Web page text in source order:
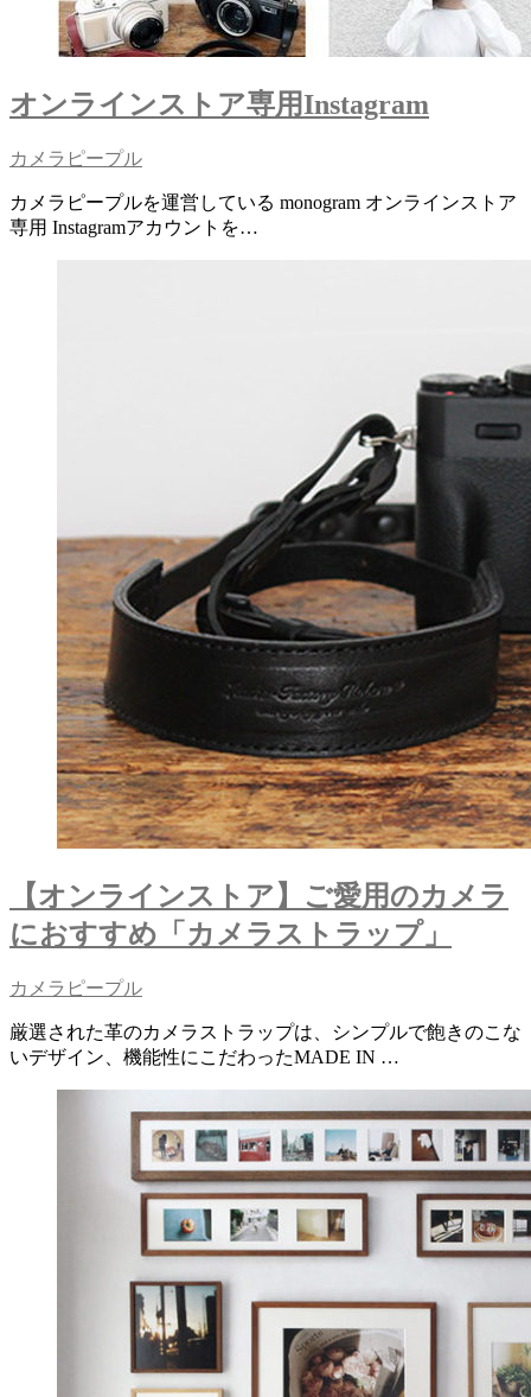
オンラインストア専用Instagram
カメラピープル
カメラピープルを運営している monogram オンラインストア
専用 Instagramアカウントを…
【オンラインストア】ご愛用のカメラ
におすすめ「カメラストラップ」
カメラピープル
厳選された革のカメラストラップは、シンプルで飽きのこな
いデザイン、機能性にこだわったMADE IN …